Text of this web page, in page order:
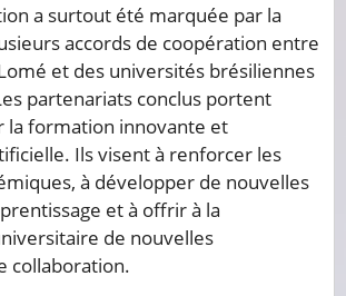
a surtout été marquée par la
accords de coopération entre
et des universités brésiliennes
partenariats conclus portent
la formation innovante et
Ils visent à renforcer les
à développer de nouvelles
et à offrir à la
de nouvelles
collaboration.